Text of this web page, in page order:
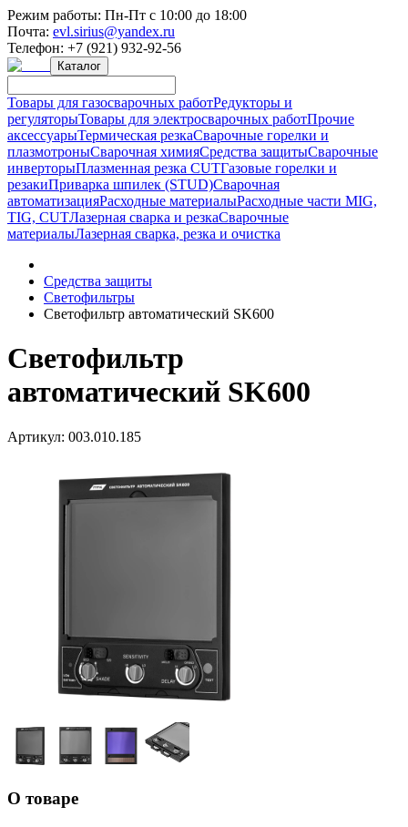
Режим работы: Пн-Пт с 10:00 до 18:00
Почта: evl.sirius@yandex.ru
Телефон: +7 (921) 932-92-56
Каталог
Товары для газосварочных работРедукторы и
регуляторыТовары для электросварочных работПрочие
аксессуарыТермическая резкаСварочные горелки и
плазмотроныСварочная химияСредства защитыСварочные
инверторыПлазменная резка CUTГазовые горелки и
резакиПриварка шпилек (STUD)Сварочная
автоматизацияРасходные материалыРасходные части MIG,
TIG, CUTЛазерная сварка и резкаСварочные
материалыЛазерная сварка, резка и очистка
Средства защиты
Светофильтры
Светофильтр автоматический SK600
Светофильтр
автоматический SK600
Артикул: 003.010.185
О товаре